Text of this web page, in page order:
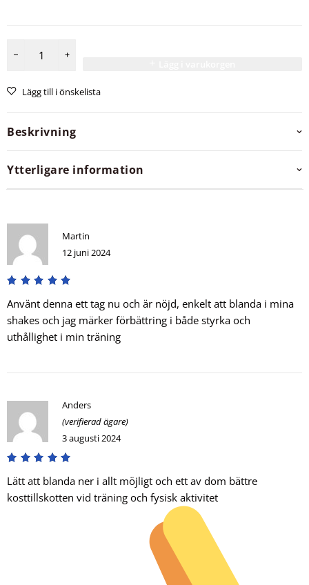
Lägg till i önskelista
Beskrivning
Ytterligare information
Martin
12 juni 2024
Använt denna ett tag nu och är nöjd, enkelt att blanda i mina
shakes och jag märker förbättring i både styrka och
uthållighet i min träning
Anders
(verifierad ägare)
3 augusti 2024
Lätt att blanda ner i allt möjligt och ett av dom bättre
kosttillskotten vid träning och fysisk aktivitet